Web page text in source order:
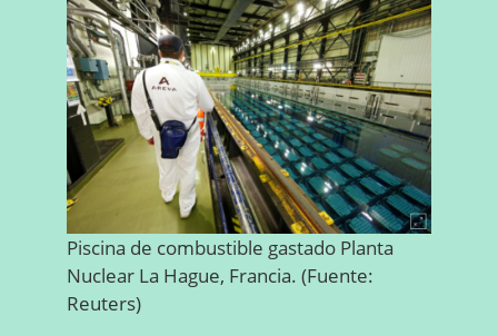
Piscina de combustible gastado Planta
Nuclear La Hague, Francia. (Fuente:
Reuters)